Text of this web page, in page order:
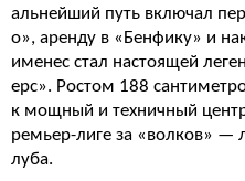
альнейший путь включал
о», аренду в «Бенфику» и
именес стал настоящей
ерс». Ростом 188
к мощный и техничный
ремьер-лиге за «волков» —
луба.